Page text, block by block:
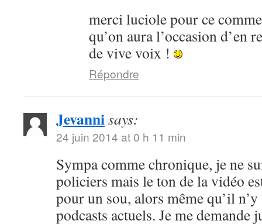
merci luciole pour ce
qu’on aura l’occasion d’en
de vive voix !
Répondre
Jevannisays:
24 juin 2014 at 0 h 11 min
Sympa comme chronique, je ne
policiers mais le ton de la vidéo
pour un sou, alors même qu’il
podcasts actuels. Je me demande